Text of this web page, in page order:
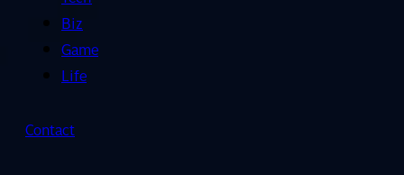
Biz
Game
Life
Contact